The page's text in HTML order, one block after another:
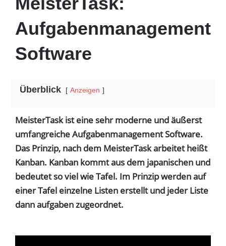
Aufgabenmanagement
Software
Überblick Anzeigen
MeisterTask ist eine sehr moderne und äußerst
umfangreiche Aufgabenmanagement Software.
Das Prinzip, nach dem MeisterTask arbeitet heißt
Kanban. Kanban kommt aus dem japanischen und
bedeutet so viel wie Tafel. Im Prinzip werden auf
einer Tafel einzelne Listen erstellt und jeder Liste
dann aufgaben zugeordnet.